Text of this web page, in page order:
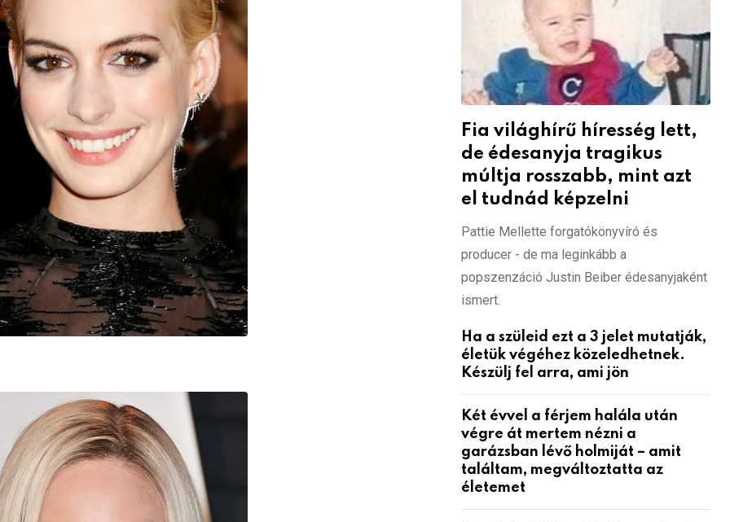
Fia világhírű híresség lett,
de édesanyja tragikus
múltja rosszabb, mint azt
el tudnád képzelni
Pattie Mellette forgatókönyvíró és
producer - de ma leginkább a
popszenzáció Justin Beiber édesanyjaként
ismert.
Ha a szüleid ezt a 3 jelet mutatják,
életük végéhez közeledhetnek.
Készülj fel arra, ami jön
Két évvel a férjem halála után
végre át mertem nézni a
garázsban lévő holmiját – amit
találtam, megváltoztatta az
életemet